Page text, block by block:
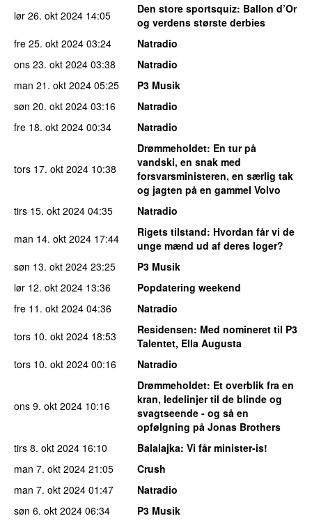
lør 26. okt 2024 14:05 Den store sportsquiz: Ballon d’Or
og verdens største derbies
fre 25. okt 2024 03:24
Natradio
ons 23. okt 2024 03:38
Natradio
man 21. okt 2024 05:25
P3 Musik
søn 20. okt 2024 03:16
Natradio
fre 18. okt 2024 00:34 Natradio
tors 17. okt 2024 10:38
Drømmeholdet: En tur på
vandski, en snak med
forsvarsministeren, en særlig tak
og jagten på en gammel Volvo
tirs 15. okt 2024 04:35
Natradio
man 14. okt 2024 17:44 Rigets tilstand: Hvordan får vi de
unge mænd ud af deres loger?
søn 13. okt 2024 23:25
P3 Musik
lør 12. okt 2024 13:36
Popdatering weekend
fre 11. okt 2024 04:36
Natradio
tors 10. okt 2024 18:53 Residensen: Med nomineret til P3
Talentet, Ella Augusta
tors 10. okt 2024 00:16 Natradio
ons 9. okt 2024 10:16
Drømmeholdet: Et overblik fra en
kran, ledelinjer til de blinde og
svagtseende - og så en
opfølgning på Jonas Brothers
tirs 8. okt 2024 16:10 Balalajka: Vi får minister-is!
man 7. okt 2024 21:05
Crush
man 7. okt 2024 01:47
Natradio
søn 6. okt 2024 06:34
P3 Musik